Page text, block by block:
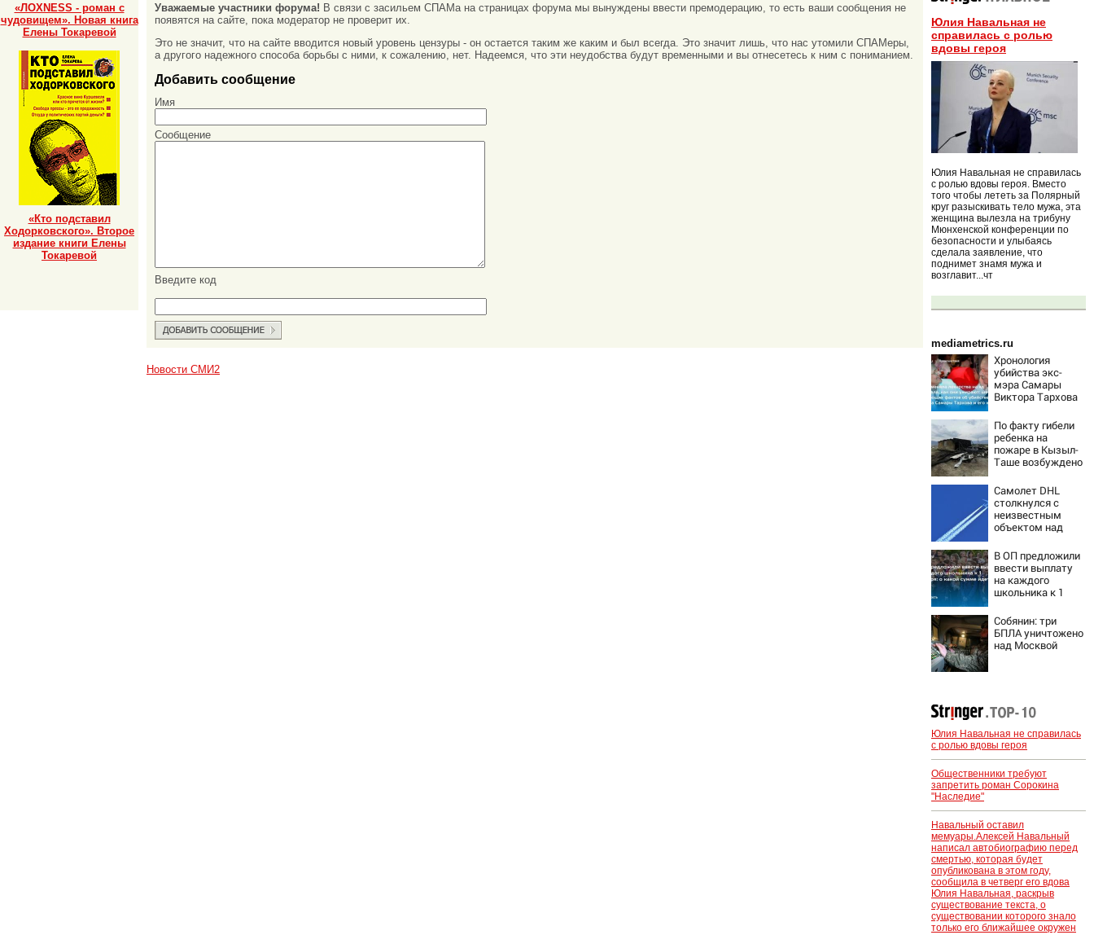
Уважаемые участники форума! В связи с засильем СПАМа на страницах форума мы вынуждены ввести премодерацию, то есть ваши сообщения не
появятся на сайте, пока модератор не проверит их.
Это не значит, что на сайте вводится новый уровень цензуры - он остается таким же каким и был всегда. Это значит лишь, что нас утомили СПАМеры,
а другого надежного способа борьбы с ними, к сожалению, нет. Надеемся, что эти неудобства будут временными и вы отнесетесь к ним с пониманием.
Добавить сообщение
Имя
Сообщение
Введите код
Новости СМИ2
Юлия Навальная не
справилась с ролью
вдовы героя
Юлия Навальная не справилась
с ролью вдовы героя. Вместо
того чтобы лететь за Полярный
круг разыскивать тело мужа, эта
женщина вылезла на трибуну
Мюнхенской конференции по
безопасности и улыбаясь
сделала заявление, что
поднимет знамя мужа и
возглавит...чт
mediametrics.ru
Хронология
убийства экс-
мэра Самары
Виктора Тархова
шокирующих
фактов, новые
подробности
По факту гибели
ребенка на
пожаре в Кызыл-
Таше возбуждено
Самолет DHL
столкнулся с
неизвестным
объектом над
Новости на
Вести.ru
В ОП предложили
ввести выплату
на каждого
школьника к 1
сумме идет речь
Собянин: три
БПЛА уничтожено
над Москвой
Юлия Навальная не справилась
с ролью вдовы героя
Общественники требуют
запретить роман Сорокина
"Наследие"
Навальный оставил
мемуары.Алексей Навальный
написал автобиографию перед
смертью, которая будет
опубликована в этом году,
сообщила в четверг его вдова
Юлия Навальная, раскрыв
существование текста, о
существовании которого знало
только его ближайшее окружен
«ЛОХNESS - роман с
чудовищем». Новая книга
Елены Токаревой
«Кто подставил
Ходорковского». Второе
издание книги Елены
Токаревой